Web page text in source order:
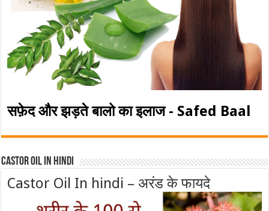
सफ़ेद और झड़ते बालो का इलाज - Safed Baal
Castor Oil In Hindi
Castor Oil In hindi – अरंड के फायदे